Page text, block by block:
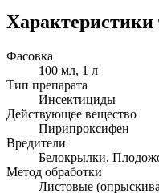
Характеристики
Фасовка
100 мл, 1 л
Тип препарата
Инсектициды
Действующее вещество
Пирипроксифен
Вредители
Белокрылки,
Метод обработки
Листовые